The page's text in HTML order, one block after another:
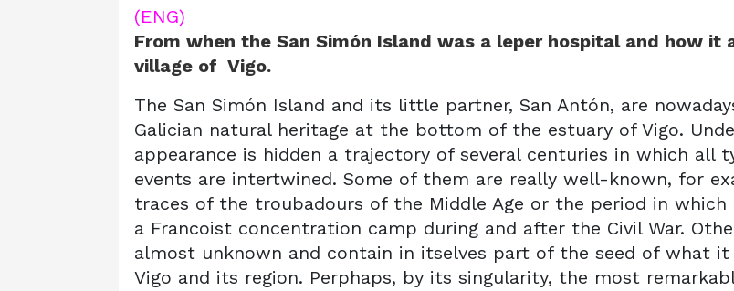
(ENG)
From when the San Simón Island was a leper hospital and how
village of Vigo.
The San Simón Island and its little partner, San Antón, are
Galician natural heritage at the bottom of the estuary of Vigo.
appearance is hidden a trajectory of several centuries in which all
events are intertwined. Some of them are really well-known, for
traces of the troubadours of the Middle Age or the period in which
a Francoist concentration camp during and after the Civil War.
almost unknown and contain in itselves part of the seed of what
Vigo and its region. Perphaps, by its singularity, the most